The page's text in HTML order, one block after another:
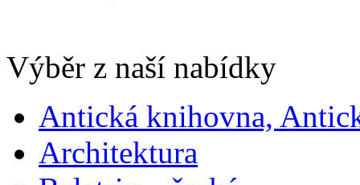
Výběr z naší nabídky
Antická knihovna,
Architektura